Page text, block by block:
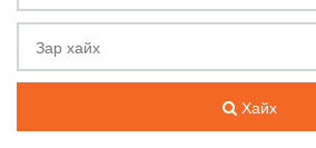
Хайх